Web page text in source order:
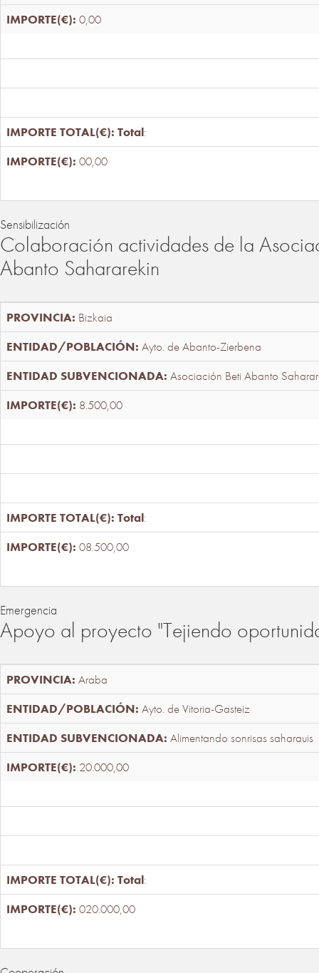
0,00
Total:
00,00
Sensibilización
Colaboración actividades de la
Abanto Sahararekin
Bizkaia
Ayto. de Abanto-Zierbena
Asociación Beti Abanto
8.500,00
Total:
08.500,00
Emergencia
Apoyo al proyecto "Tejiendo
Araba
Ayto. de Vitoria-Gasteiz
Alimentando sonrisas saharauis
20.000,00
Total:
020.000,00